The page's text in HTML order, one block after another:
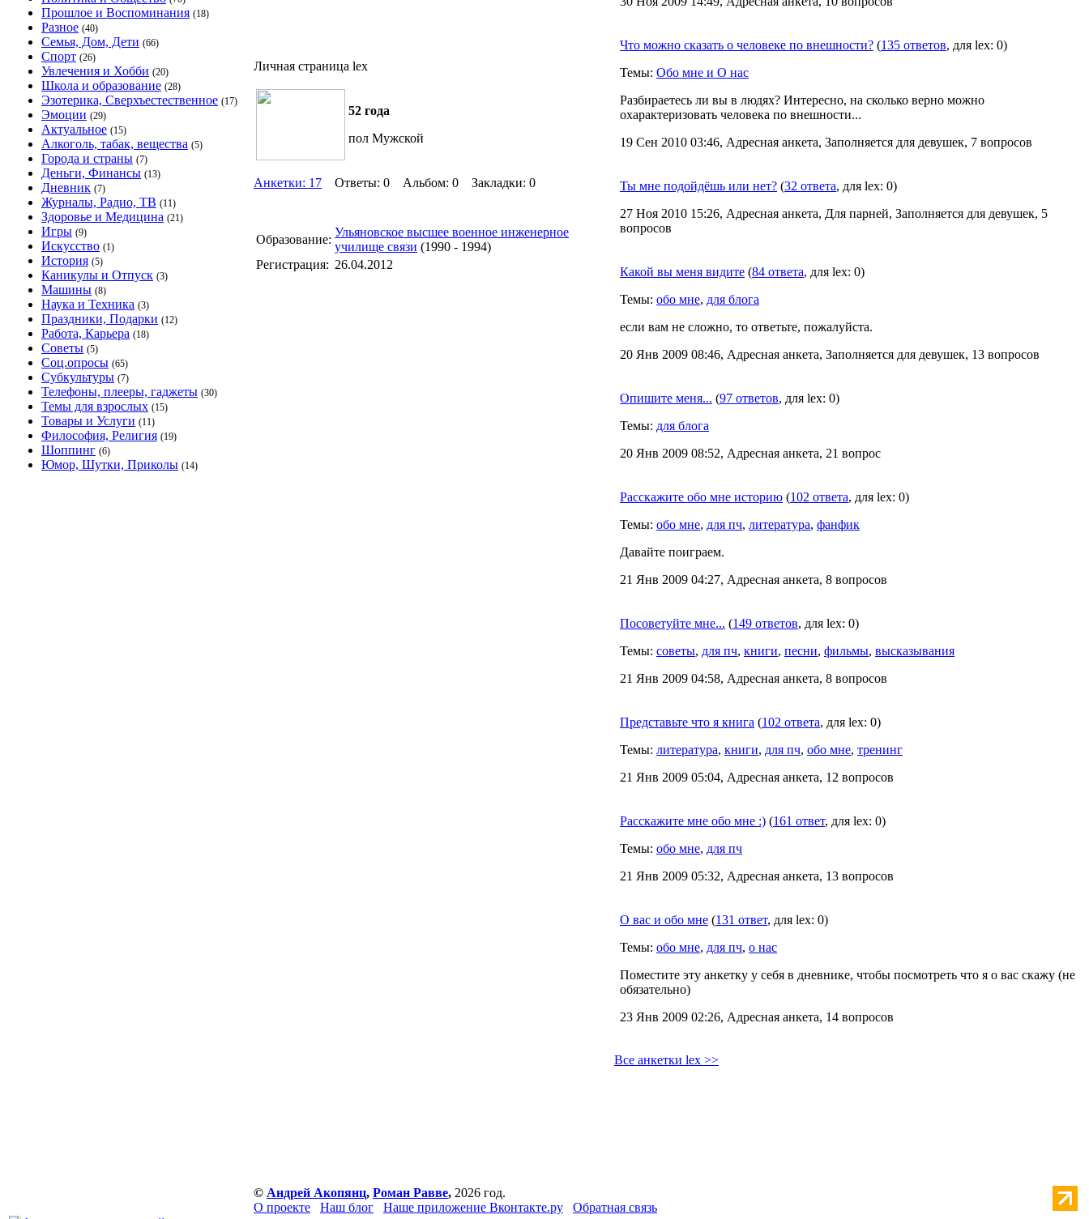
Прошлое и Воспоминания (18)
Разное (40)
Семья, Дом, Дети (66)
Спорт (26)
Увлечения и Хобби (20)
Школа и образование (28)
Эзотерика, Сверхъестественное (17)
Эмоции (29)
Актуальное (15)
Алкоголь, табак, вещества (5)
Города и страны (7)
Деньги, Финансы (13)
Дневник (7)
Журналы, Радио, ТВ (11)
Здоровье и Медицина (21)
Игры (9)
Искусство (1)
История (5)
Каникулы и Отпуск (3)
Машины (8)
Наука и Техника (3)
Праздники, Подарки (12)
Работа, Карьера (18)
Советы (5)
Соц.опросы (65)
Субкультуры (7)
Телефоны, плееры, гаджеты (30)
Темы для взрослых (15)
Товары и Услуги (11)
Философия, Религия (19)
Шоппинг (6)
Юмор, Шутки, Приколы (14)
Личная страница lex
52 года
пол Мужской
Анкетки: 17 Ответы: 0 Альбом: 0 Закладки: 0
Образование:
Ульяновское высшее военное инженерное
училище связи (1990 - 1994)
Регистрация: 26.04.2012
Что можно сказать о человеке по внешности? (135 ответов, для lex: 0)
Темы: Обо мне и О нас
Разбираетесь ли вы в людях? Интересно, на сколько верно можно
охарактеризовать человека по внешности...
19 Сен 2010 03:46, Адресная анкета, Заполняется для девушек, 7 вопросов
Ты мне подойдёшь или нет? (32 ответа, для lex: 0)
27 Ноя 2010 15:26, Адресная анкета, Для парней, Заполняется для девушек, 5
вопросов
Какой вы меня видите (84 ответа, для lex: 0)
Темы: обо мне, для блога
если вам не сложно, то ответьте, пожалуйста.
20 Янв 2009 08:46, Адресная анкета, Заполняется для девушек, 13 вопросов
Опишите меня... (97 ответов, для lex: 0)
Темы: для блога
20 Янв 2009 08:52, Адресная анкета, 21 вопрос
Расскажите обо мне историю (102 ответа, для lex: 0)
Темы: обо мне, для пч, литература, фанфик
Давайте поиграем.
21 Янв 2009 04:27, Адресная анкета, 8 вопросов
Посоветуйте мне... (149 ответов, для lex: 0)
Темы: советы, для пч, книги, песни, фильмы, высказывания
21 Янв 2009 04:58, Адресная анкета, 8 вопросов
Представьте что я книга (102 ответа, для lex: 0)
Темы: литература, книги, для пч, обо мне, тренинг
21 Янв 2009 05:04, Адресная анкета, 12 вопросов
Расскажите мне обо мне :) (161 ответ, для lex: 0)
Темы: обо мне, для пч
21 Янв 2009 05:32, Адресная анкета, 13 вопросов
О вас и обо мне (131 ответ, для lex: 0)
Темы: обо мне, для пч, о нас
Поместите эту анкетку у себя в дневнике, чтобы посмотреть что я о вас скажу (не
обязательно)
23 Янв 2009 02:26, Адресная анкета, 14 вопросов
Все анкетки lex >>
© Андрей Акопянц, Роман Равве, 2026 год.
О проекте
Наш блог Наше приложение Вконтакте.ру Обратная связь